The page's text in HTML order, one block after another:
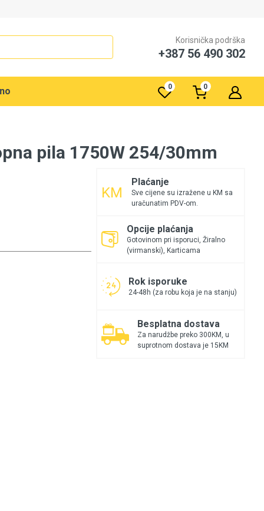
Korisnička podrška
+387 56 490 302
0 0
pila 1750W 254/30mm
Plaćanje
Sve cijene su izražene u KM sa
uračunatim PDV-om.
Opcije plaćanja
Gotovinom pri isporuci, Žiralno
(virmanski), Karticama
Rok isporuke
24-48h (za robu koja je na stanju)
Besplatna dostava
Za narudžbe preko 300KM, u
suprotnom dostava je 15KM